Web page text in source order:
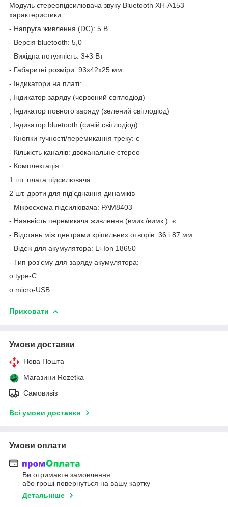
Модуль стереопідсилювача звуку Bluetooth XH-A153
характеристики:
- Напруга живлення (DC): 5 В
- Версія bluetooth: 5,0
- Вихідна потужність: 3+3 Вт
- Габаритні розміри: 93x42x25 мм
- Індикатори на платі:
, Індикатор заряду (червоний світлодіод)
, Індикатор повного заряду (зелений світлодіод)
, Індикатор bluetooth (синій світлодіод)
- Кнопки гучності/перемикання треку: є
- Кількість каналів: двоканальне стерео
- Комплектація
1 шт. плата підсилювача
2 шт. дроти для під'єднання динаміків
- Мікросхема підсилювача: PAM8403
- Наявність перемикача живлення (вмик./вимк.): є
- Відстань між центрами кріпильних отворів: 36 і 87 мм
- Відсік для акумулятора: Li-Ion 18650
- Тип роз'єму для заряду акумулятора:
o type-C
o micro-USB
Приховати
Умови доставки
Нова Пошта
Магазини Rozetka
Самовивіз
Всі умови доставки
Умови оплати
Ви отримаєте замовлення
або гроші повернуться на вашу картку
Детальніше